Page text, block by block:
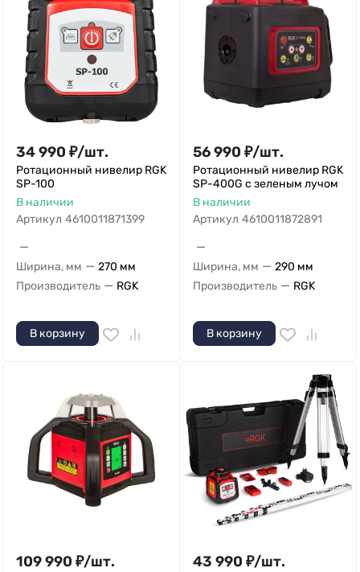
34 990 ₽/шт.
Ротационный нивелир RGK
SP-100
В наличии
Артикул 4610011871399
—
Ширина, мм — 270 мм
Производитель — RGK
В корзину
56 990 ₽/шт.
Ротационный нивелир RGK
SP-400G с зеленым лучом
В наличии
Артикул 4610011872891
—
Ширина, мм — 290 мм
Производитель — RGK
В корзину
109 990 ₽/шт. 43 990 ₽/шт.